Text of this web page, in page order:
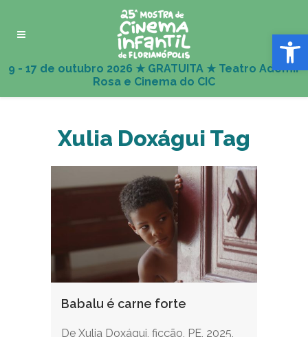
Abrir
Xulia Doxágui Tag
Babalu é carne forte
De Xulia Doxágui, ficção, PE, 2025,